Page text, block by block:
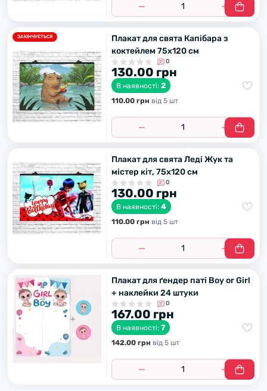
ЗАКІНЧУЄТЬСЯ
Плакат для свята Капібара з
коктейлем 75х120 см
0
130.00 грн
В наявності: 2
110.00 грн вiд 5 шт
Плакат для свята Леді Жyк та
містер кіт, 75х120 см
0
130.00 грн
В наявності: 4
110.00 грн вiд 5 шт
Плакат для ґендер паті Boy or Girl
+ наклейки 24 штуки
0
167.00 грн
В наявності: 7
142.00 грн вiд 5 шт